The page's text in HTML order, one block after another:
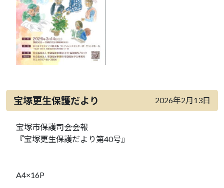
宝塚更生保護だより 2026年2月13日
宝塚市保護司会会報
『宝塚更生保護だより第40号』
A4×16P